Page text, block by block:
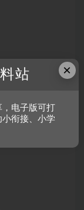
×
站
电子版可打
衔接、小学